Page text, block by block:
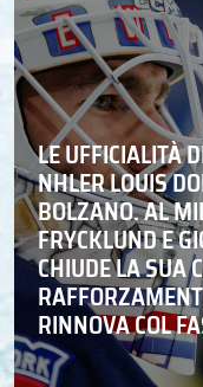
LE UFFICIALITÀ
NHLER LOUIS
BOLZANO. AL
FRYCKLUND E
CHIUDE LA SUA
RINNOVA COL